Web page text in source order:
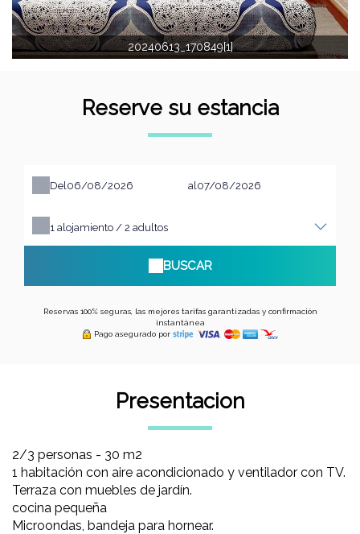
20240613_170849[1]
Reserve su estancia
Del al
1 alojamiento / 2 adultos
BUSCAR
Reservas 100% seguras, las mejores tarifas garantizadas y confirmación
instantánea
Pago asegurado por
Presentacion
2/3 personas - 30 m2
1 habitación con aire acondicionado y ventilador con TV.
Terraza con muebles de jardín.
cocina pequeña
Microondas, bandeja para hornear.